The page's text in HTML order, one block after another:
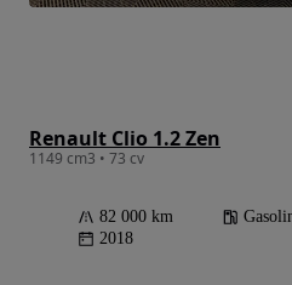
Renault Clio 1.2 Zen
1149 cm3 • 73 cv
82 000 km
2018